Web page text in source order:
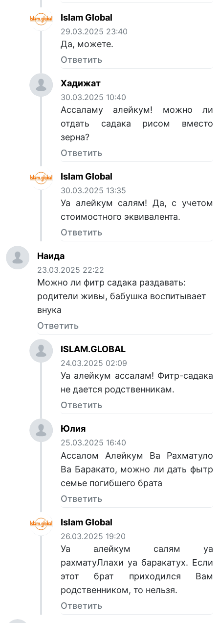
Islam Global
29.03.2025 23:40
Да, можете.
Ответить
Хадижат
30.03.2025 10:40
Ассаламу алейкум! можно ли
отдать садака рисом вместо
зерна?
Ответить
Islam Global
30.03.2025 13:35
Уа алейкум салям! Да, с учетом
стоимостного эквивалента.
Ответить
Наида
23.03.2025 22:22
Можно ли фитр садака раздавать:
родители живы, бабушка воспитывает
внука
Ответить
ISLAM.GLOBAL
24.03.2025 02:09
Уа алейкум ассалам! Фитр-садака
не дается родственникам.
Ответить
Юлия
25.03.2025 16:40
Ассалом Алейкум Ва Рахматуло
Ва Баракато, можно ли дать фытр
семье погибшего брата
Ответить
Islam Global
26.03.2025 19:20
Уа алейкум салям уа
рахматуЛлахи уа баракатух. Если
этот брат приходился Вам
родственником, то нельзя.
Ответить